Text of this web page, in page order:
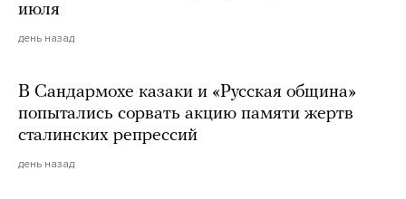
июля
день назад
В Сандармохе казаки и «Русская община»
попытались сорвать акцию памяти жертв
сталинских репрессий
день назад